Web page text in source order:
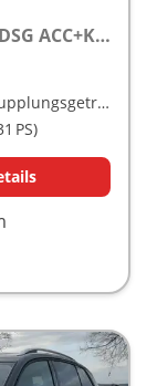
Trend Limited 1.5 eTSI ACT 130PS DSG ACC+KAMERA+APP+KLIMA+LED+17" LM frei konfigurierbar!
Doppelkupplungsgetriebe (DSG)
PS)